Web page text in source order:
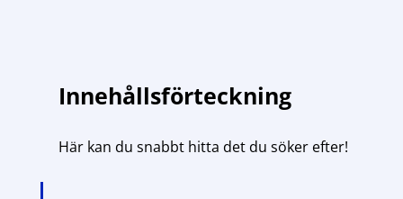
Innehållsförteckning
Här kan du snabbt hitta det du söker efter!